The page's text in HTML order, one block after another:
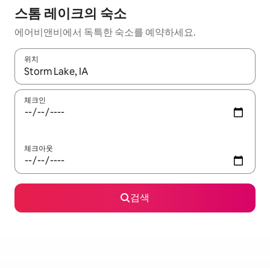
스톰 레이크의 숙소
에어비앤비에서 독특한 숙소를 예약하세요.
위치
결과가 나오면 위·아래 화살표 키를 사용하거나 터치 또는 스와이
체크인
체크아웃
검색